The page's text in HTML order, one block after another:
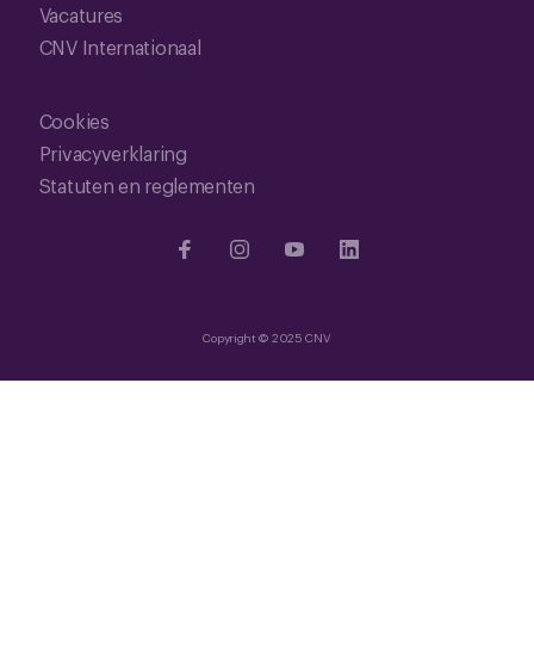
Vacatures
CNV Internationaal
Cookies
Privacyverklaring
Statuten en reglementen
Copyright © 2025 CNV